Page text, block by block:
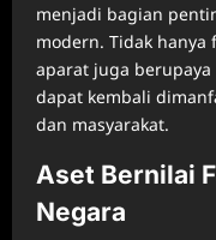
menjadi bagian
modern. Tidak hanya
aparat juga
dapat kembali
dan masyarakat.
Aset Bernilai
Negara